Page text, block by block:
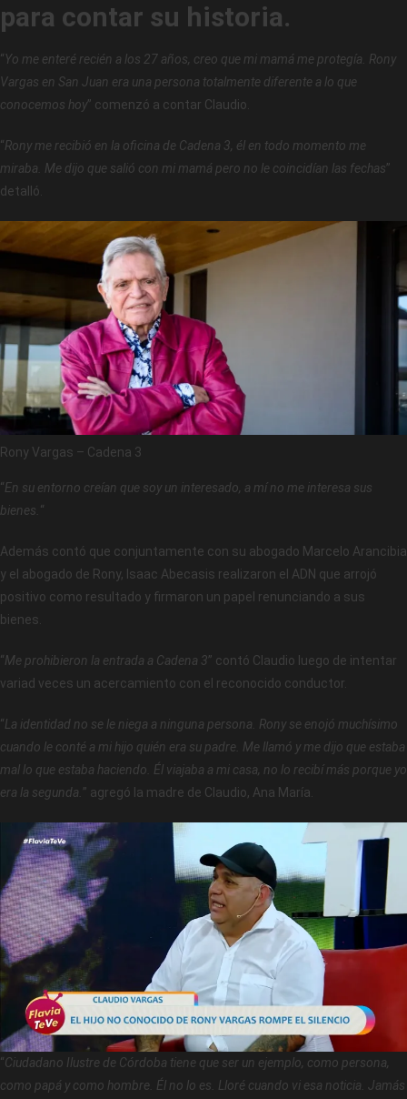
para contar su historia.
“Yo me enteré recién a los 27 años, creo que mi mamá me protegía. Rony
Vargas en San Juan era una persona totalmente diferente a lo que
conocemos hoy” comenzó a contar Claudio.
“Rony me recibió en la oficina de Cadena 3, él en todo momento me
miraba. Me dijo que salió con mi mamá pero no le coincidían las fechas”
detalló.
Rony Vargas – Cadena 3
“En su entorno creían que soy un interesado, a mí no me interesa sus
bienes. “
Además contó que conjuntamente con su abogado Marcelo Arancibia
y el abogado de Rony, Isaac Abecasis realizaron el ADN que arrojó
positivo como resultado y firmaron un papel renunciando a sus
bienes.
“Me prohibieron la entrada a Cadena 3” contó Claudio luego de intentar
variad veces un acercamiento con el reconocido conductor.
“La identidad no se le niega a ninguna persona. Rony se enojó muchísimo
cuando le conté a mi hijo quién era su padre. Me llamó y me dijo que estaba
mal lo que estaba haciendo. Él viajaba a mi casa, no lo recibí más porque yo
era la segunda. ” agregó la madre de Claudio, Ana María.
“Ciudadano Ilustre de Córdoba tiene que ser un ejemplo, como persona,
como papá y como hombre. Él no lo es. Lloré cuando vi esa noticia. Jamás